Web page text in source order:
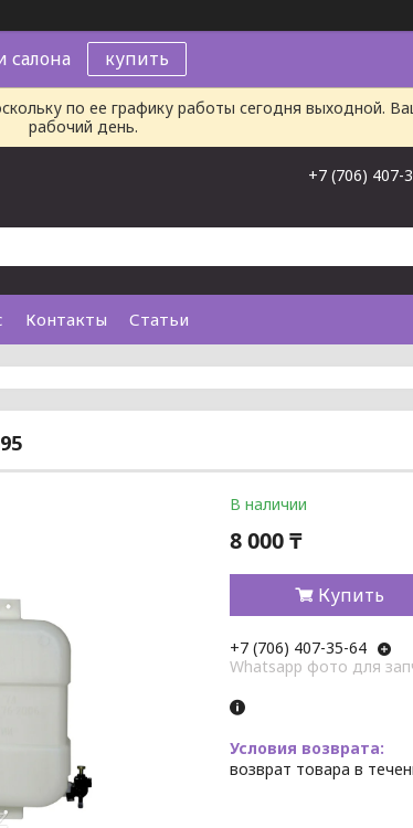
салона купить
по ее графику работы сегодня выходной.
рабочий день.
+7 (706) 407-
Контакты Статьи
В наличии
8 000 ₸
Купить
+7 (706) 407-35-64
Whatsapp фото для
возврат товара в